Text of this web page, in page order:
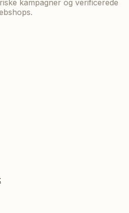
kampagner og verificerede